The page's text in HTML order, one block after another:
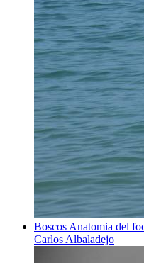
Boscos Anatomia del
Carlos Albaladejo